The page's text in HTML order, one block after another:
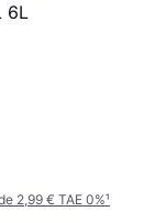
6L
2,99 € TAE 0%¹